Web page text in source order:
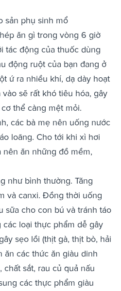
sản phụ sinh mổ
ăn gì trong vòng 6 giờ
tác động của thuốc dùng
động ruột của bạn đang ở
ứ ra nhiều khí, dạ dày hoạt
sẽ rất khó tiêu hóa, gây
thể càng mệt mỏi.
các bà mẹ nên uống nước
loãng. Cho tới khi xì hơi
nên ăn những đồ mềm,
như bình thường. Tăng
và canxi. Đồng thời uống
sữa cho con bú và tránh táo
loại thực phẩm dễ gây
sẹo lồi (thịt gà, thịt bò, hải
ăn các thức ăn giàu dinh
sắt, rau củ quả nấu
các thực phẩm giàu